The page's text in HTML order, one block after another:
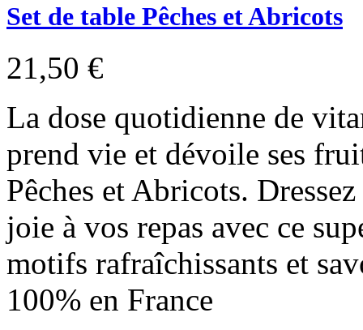
Set de table Pêches et Abricots
21,50 €
La dose quotidienne de
prend vie et dévoile ses
Pêches et Abricots.
joie à vos repas avec ce
motifs rafraîchissants et
100% en France